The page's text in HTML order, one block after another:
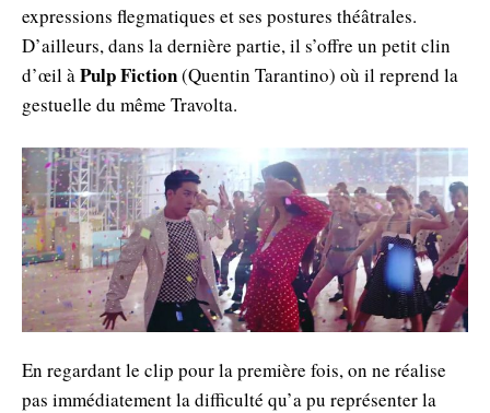
expressions flegmatiques et ses postures théâtrales.
D’ailleurs, dans la dernière partie, il s’offre un petit clin
d’œil à Pulp Fiction(Quentin Tarantino) où il reprend la
gestuelle du même Travolta.
En regardant le clip pour la première fois, on ne réalise
pas immédiatement la difficulté qu’a pu représenter la